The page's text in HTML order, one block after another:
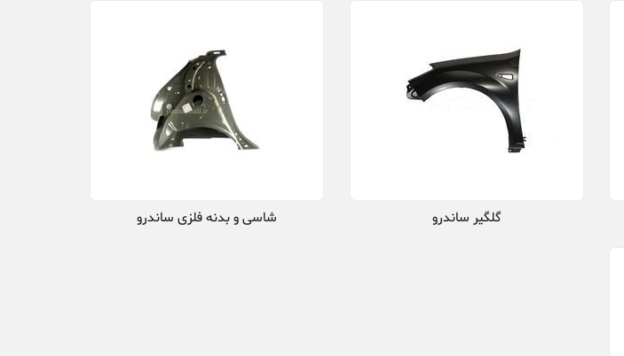
گلگیر ساندرو شاسی و بدنه فلزی ساندرو